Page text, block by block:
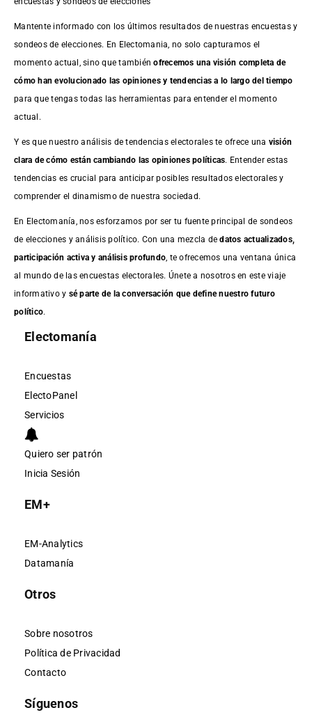
Mantente informado con los últimos resultados de nuestras encuestasy
sondeos de elecciones. En Electomania, no solo capturamos el
momento actual, sino que tambiénofrecemos una visión completa de
cómo han evolucionado las opiniones y tendencias a lo largo del tiempo
para que tengas todas las herramientas para entender el momento
actual.
Y es que nuestro análisis de tendencias electorales te ofrece una visión
clara de cómo están cambiando las opiniones políticas. Entender estas
tendencias es crucial para anticipar posibles resultados electorales y
comprender el dinamismo de nuestra sociedad.
En Electomanía, nos esforzamos por ser tu fuente principal de sondeos
de elecciones y análisis político. Con una mezcla dedatos actualizados,
participación activa y análisis profundo , te ofrecemos una ventana única
al mundo de las encuestas electorales. Únete a nosotros en este viaje
informativo y sé parte de la conversación que define nuestro futuro
político.
Electomanía
Encuestas
ElectoPanel
Servicios
Quiero ser patrón
Inicia Sesión
EM+
EM-Analytics
Datamanía
Otros
Sobre nosotros
Política de Privacidad
Contacto
Síguenos